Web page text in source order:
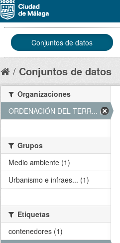
Conjuntos de datos
Conjuntos de datos
Organizaciones
ORDENACIÓN DEL TERR... (1)
Grupos
Medio ambiente (1)
Urbanismo e infraes... (1)
Etiquetas
contenedores (1)